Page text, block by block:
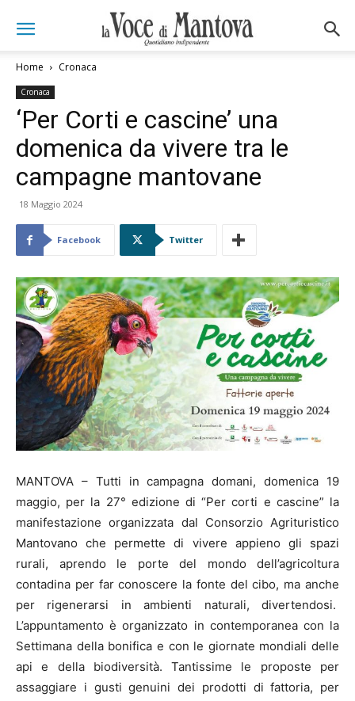
Home Cronaca
Cronaca
‘Per Corti e cascine’ una
domenica da vivere tra le
campagne mantovane
18 Maggio 2024
Facebook Twitter
MANTOVA – Tutti in campagna domani, domenica 19
maggio, per la 27° edizione di “Per corti e cascine” la
manifestazione organizzata dal Consorzio Agrituristico
Mantovano che permette di vivere appieno gli spazi
rurali, aprendo le porte del mondo dell’agricoltura
contadina per far conoscere la fonte del cibo, ma anche
per rigenerarsi in ambienti naturali, divertendosi.
L’appuntamento è organizzato in contemporanea con la
Settimana della bonifica e con le giornate mondiali delle
api e della biodiversità. Tantissime le proposte per
assaggiare i gusti genuini dei prodotti di fattoria, per